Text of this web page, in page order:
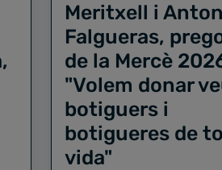
Meritxell i
Falgueras,
de la Mercè
"Volem donar
botiguers i
botigueres de
vida"